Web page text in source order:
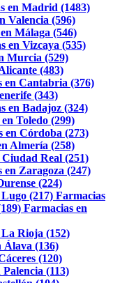
en Madrid (1483)
Valencia (596)
Málaga (546)
en Vizcaya (535)
Murcia (529)
(483)
en Cantabria (376)
(343)
en Badajoz (324)
Toledo (299)
en Córdoba (273)
Almería (258)
Real (251)
en Zaragoza (247)
(224)
(217) Farmacias
Farmacias en
Rioja (152)
Álava (136)
(120)
(113)